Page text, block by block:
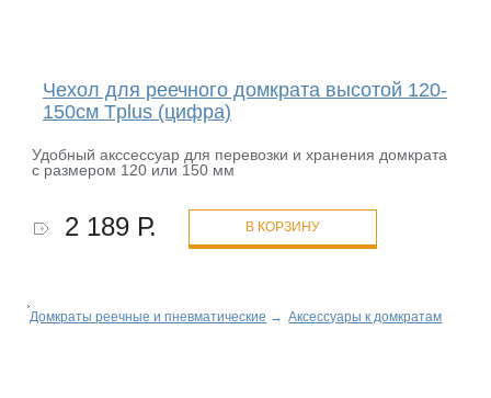
Чехол для реечного домкрата высотой 120-
150см Tplus (цифра)
Удобный акссессуар для перевозки и хранения домкрата
с размером 120 или 150 мм
2 189 Р. В КОРЗИНУ
Домкраты реечные и пневматические → Аксессуары к домкратам